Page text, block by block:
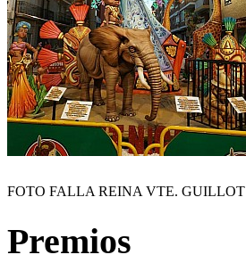
FOTO FALLA REINA VTE. GUILLOT
Premios